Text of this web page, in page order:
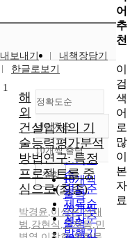
내보내기
내책장담기
한글로보기
정확도순
정확도
순
인기도
순
연도순
제목순
저자순
발행기
내림차순
내림차순
10개씩 출력
10개씩
출력
20개씩
출력
조회
1
해
외
건설업체의 기
술능력평가분석
방법연구: 특정
프로젝트를 중
심으로(최종)
박경윤,이상은,심재
범 ,강현식 ,고재목,민
어
추
천
이
검
색
어
로
많
이
본
자
료